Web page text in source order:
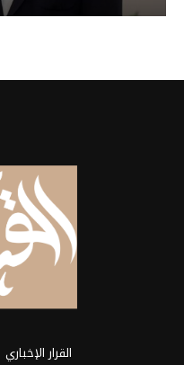
القرار الإخباري